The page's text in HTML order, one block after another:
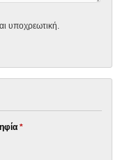
υποχρεωτική.
*